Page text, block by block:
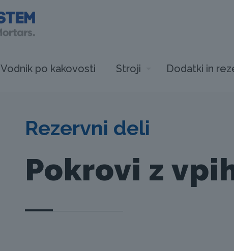
Vodnik po kakovosti Stroji Dodatki in
Rezervni deli
Pokrovi z